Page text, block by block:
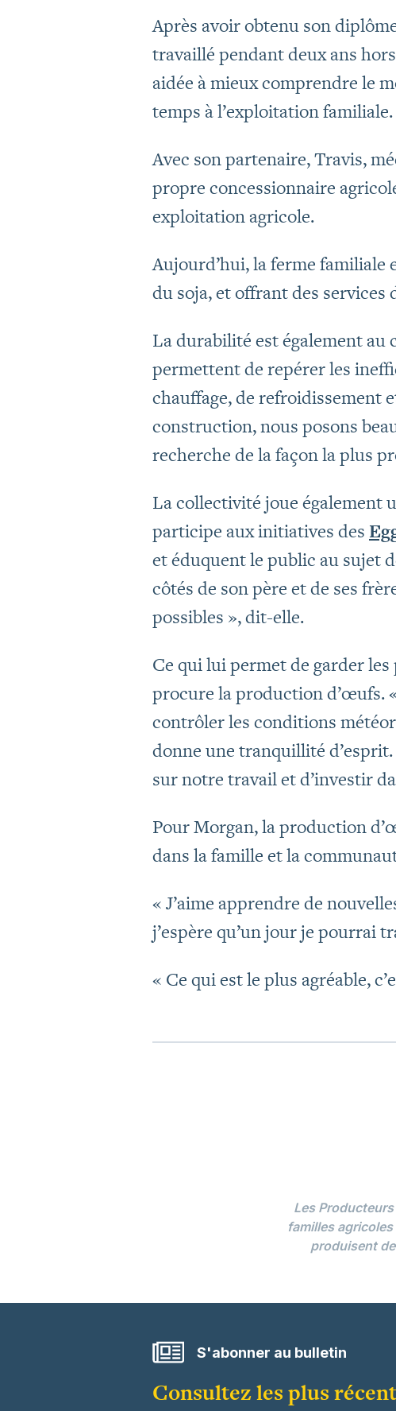
Après avoir obtenu son
travaillé pendant deux ans
aidée à mieux comprendre le
temps à l’exploitation familiale.
Avec son partenaire, Travis,
propre concessionnaire
exploitation agricole.
Aujourd’hui, la ferme
du soja, et offrant des
La durabilité est également
permettent de repérer les
chauffage, de refroidissement
construction, nous posons
recherche de la façon la plus
La collectivité joue également
participe aux initiatives des
et éduquent le public au sujet
côtés de son père et de ses
possibles », dit-elle.
Ce qui lui permet de garder
procure la production d’œufs.
contrôler les conditions
donne une tranquillité
sur notre travail et d’investir
Pour Morgan, la production
dans la famille et la
« J’aime apprendre de
j’espère qu’un jour je pourrai
« Ce qui est le plus agréable,
Les
familles
produisent
S'abonner au bulletin
Consultez les plus